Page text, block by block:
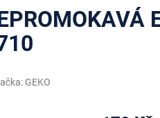
GEKO